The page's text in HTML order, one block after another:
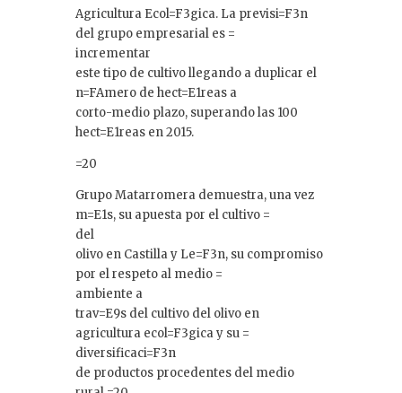
Agricultura Ecol=F3gica. La previsi=F3n
del grupo empresarial es =
incrementar
este tipo de cultivo llegando a duplicar el
n=FAmero de hect=E1reas a
corto-medio plazo, superando las 100
hect=E1reas en 2015.
=20
Grupo Matarromera demuestra, una vez
m=E1s, su apuesta por el cultivo =
del
olivo en Castilla y Le=F3n, su compromiso
por el respeto al medio =
ambiente a
trav=E9s del cultivo del olivo en
agricultura ecol=F3gica y su =
diversificaci=F3n
de productos procedentes del medio